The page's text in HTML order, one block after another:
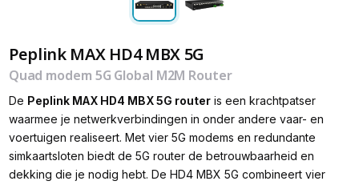
Peplink MAX HD4 MBX 5G
Quad modem 5G Global M2M Router
De Peplink MAX HD4 MBX 5G routeris een krachtpatser
waarmee je netwerkverbindingen in onder andere vaar- en
voertuigen realiseert. Met vier 5G modems en redundante
simkaartsloten biedt de 5G router de betrouwbaarheid en
dekking die je nodig hebt. De HD4 MBX 5G combineert vier